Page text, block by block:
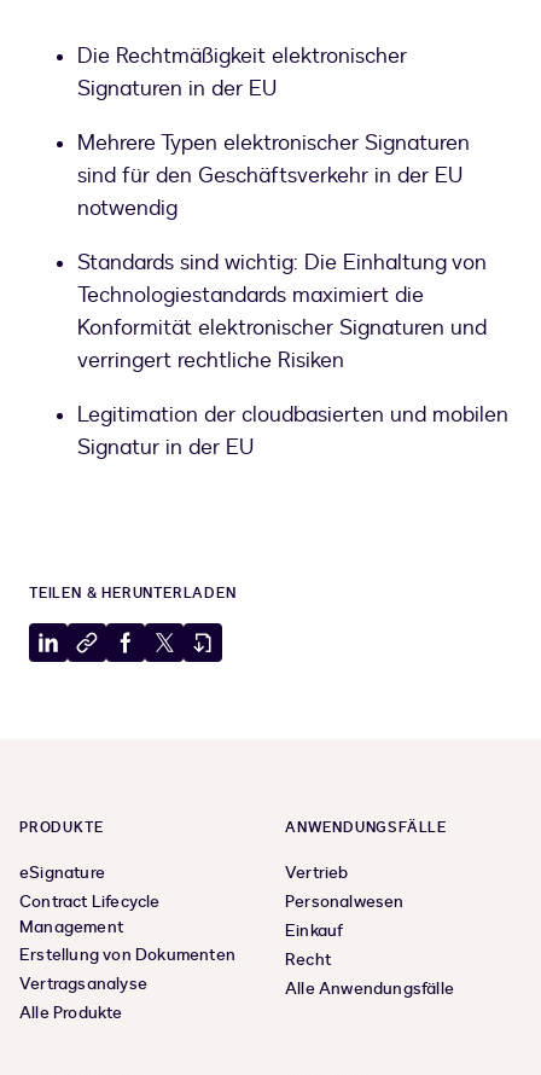
Die Rechtmäßigkeit elektronischer
Signaturen in der EU
Mehrere Typen elektronischer Signaturen
sind für den Geschäftsverkehr in der EU
notwendig
Standards sind wichtig: Die Einhaltung von
Technologiestandards maximiert die
Konformität elektronischer Signaturen und
verringert rechtliche Risiken
Legitimation der cloudbasierten und mobilen
Signatur in der EU
TEILEN & HERUNTERLADEN
Auf In
Auf Auf PDF
PRODUKTE
eSignature
Contract Lifecycle
Management
Erstellung von Dokumenten
Vertragsanalyse
Alle Produkte
ANWENDUNGSFÄLLE
Vertrieb
Personalwesen
Einkauf
Recht
Alle Anwendungsfälle